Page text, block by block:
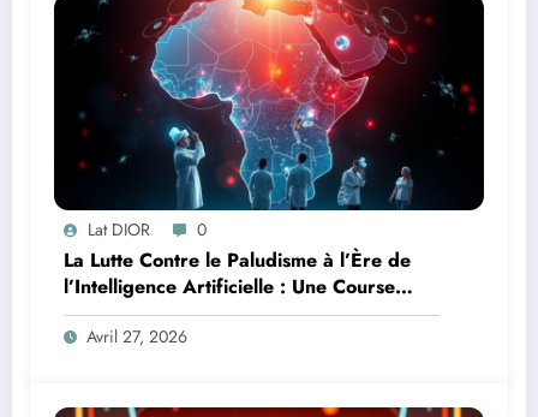
Lat DIOR 0
La Lutte Contre le Paludisme à l’Ère de
l’Intelligence Artificielle : Une Course
Contre la Montre Africaine
Avril 27, 2026